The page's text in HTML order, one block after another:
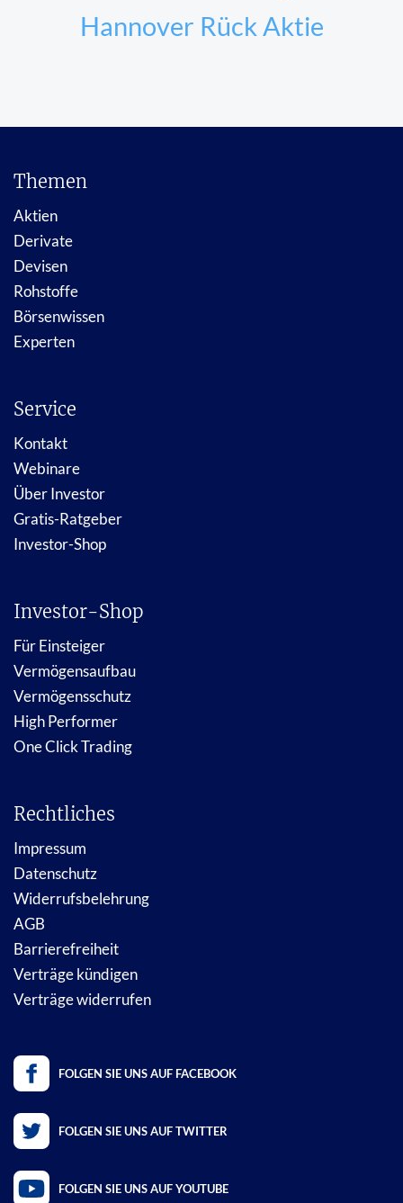
Hannover Rück Aktie
Themen
Aktien
Derivate
Devisen
Rohstoffe
Börsenwissen
Experten
Service
Kontakt
Webinare
Über Investor
Gratis-Ratgeber
Investor-Shop
Investor-Shop
Für Einsteiger
Vermögensaufbau
Vermögensschutz
High Performer
One Click Trading
Rechtliches
Impressum
Datenschutz
Widerrufsbelehrung
AGB
Barrierefreiheit
Verträge kündigen
Verträge widerrufen
FOLGEN SIE UNS AUF FACEBOOK
FOLGEN SIE UNS AUF TWITTER
FOLGEN SIE UNS AUF YOUTUBE